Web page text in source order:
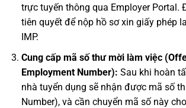
trực tuyến thông qua Employer Portal.
tiên quyết để nộp hồ sơ xin giấy phép
IMP.
Cung cấp mã số thư mời làm việc
Employment Number): Sau khi hoàn
nhà tuyển dụng sẽ nhận được mã số
Number), và cần chuyển mã số này